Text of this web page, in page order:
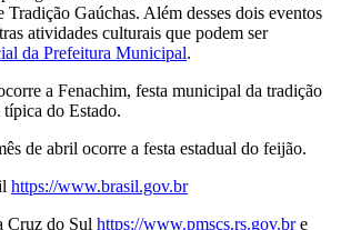
Tradição Gaúchas. Além desses dois eventos
atividades culturais que podem ser
da Prefeitura Municipal.
a Fenachim, festa municipal da tradição
do Estado.
de abril ocorre a festa estadual do feijão.
https://www.brasil.gov.br
Cruz do Sul https://www.pmscs.rs.gov.bre